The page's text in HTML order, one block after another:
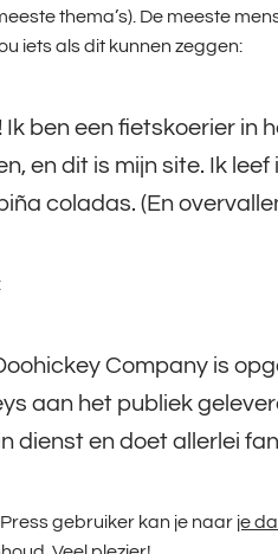
thema’s). De meeste
iets als dit kunnen zeggen:
Ik ben een fietskoerier in
en dit is mijn site. Ik
coladas. (En
Company is
aan het publiek
dienst en doet allerlei
gebruiker kan je naar je